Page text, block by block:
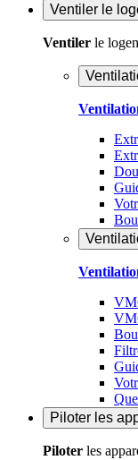
Ventiler le
Ventiler le
Piloter les
Piloter les